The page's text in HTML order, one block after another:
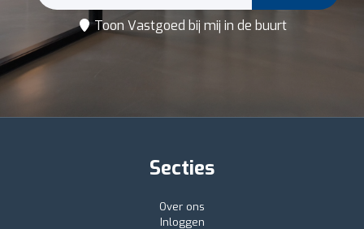
Toon Vastgoed bij mij in de buurt
Secties
Over ons
Inloggen